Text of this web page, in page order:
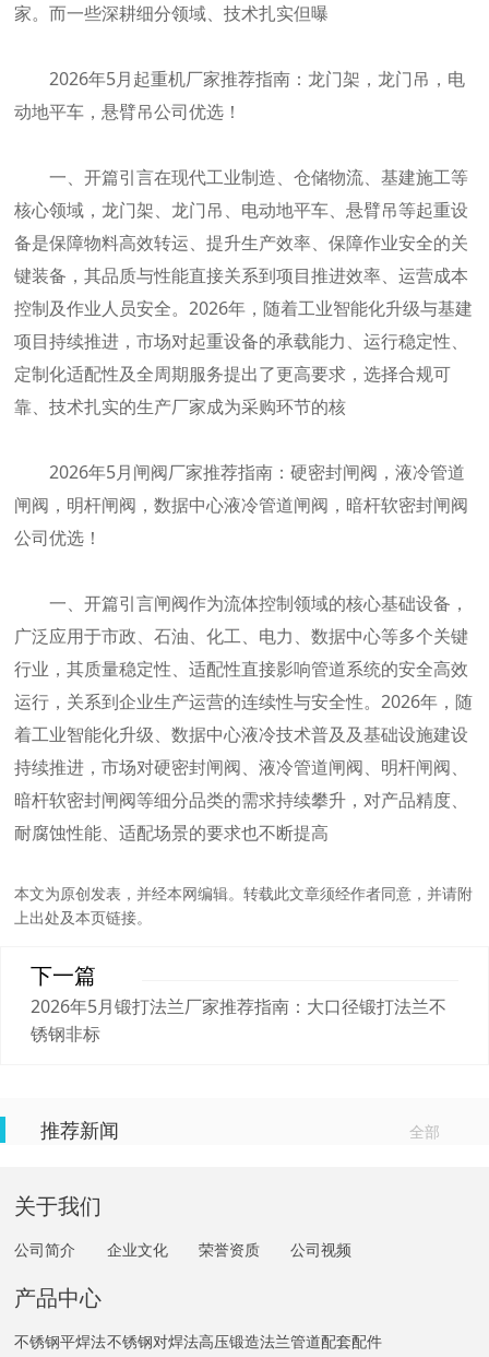
家。而一些深耕细分领域、技术扎实但曝
2026年5月起重机厂家推荐指南：龙门架，龙门吊，电
动地平车，悬臂吊公司优选！
一、开篇引言在现代工业制造、仓储物流、基建施工等
核心领域，龙门架、龙门吊、电动地平车、悬臂吊等起重设
备是保障物料高效转运、提升生产效率、保障作业安全的关
键装备，其品质与性能直接关系到项目推进效率、运营成本
控制及作业人员安全。2026年，随着工业智能化升级与基建
项目持续推进，市场对起重设备的承载能力、运行稳定性、
定制化适配性及全周期服务提出了更高要求，选择合规可
靠、技术扎实的生产厂家成为采购环节的核
2026年5月闸阀厂家推荐指南：硬密封闸阀，液冷管道
闸阀，明杆闸阀，数据中心液冷管道闸阀，暗杆软密封闸阀
公司优选！
一、开篇引言闸阀作为流体控制领域的核心基础设备，
广泛应用于市政、石油、化工、电力、数据中心等多个关键
行业，其质量稳定性、适配性直接影响管道系统的安全高效
运行，关系到企业生产运营的连续性与安全性。2026年，随
着工业智能化升级、数据中心液冷技术普及及基础设施建设
持续推进，市场对硬密封闸阀、液冷管道闸阀、明杆闸阀、
暗杆软密封闸阀等细分品类的需求持续攀升，对产品精度、
耐腐蚀性能、适配场景的要求也不断提高
本文为原创发表，并经本网编辑。转载此文章须经作者同意，并请附
上出处及本页链接。
下一篇
2026年5月锻打法兰厂家推荐指南：大口径锻打法兰不
锈钢非标
推荐新闻 全部
关于我们
公司简介 企业文化 荣誉资质 公司视频
产品中心
不锈钢平焊法不锈钢对焊法高压锻造法兰管道配套配件